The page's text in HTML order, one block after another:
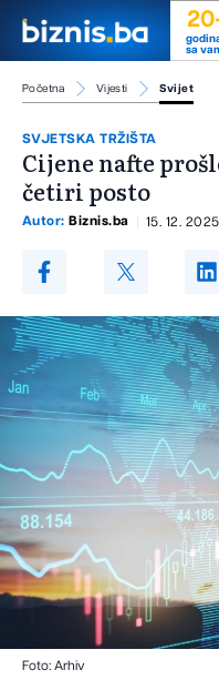
sa
Početna Vijesti Svijet
SVJETSKA TRŽIŠTA
Cijene nafte
četiri posto
Autor: Biznis.ba 15. 12. 2025.
Foto: Arhiv